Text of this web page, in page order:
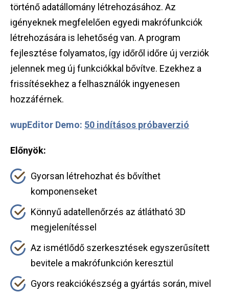
történő adatállomány létrehozásához. Az
igényeknek megfelelően egyedi makrófunkciók
létrehozására is lehetőség van. A program
fejlesztése folyamatos, így időről időre új verziók
jelennek meg új funkciókkal bővítve. Ezekhez a
frissítésekhez a felhasználók ingyenesen
hozzáférnek.
wupEditor Demo: 50 indításos próbaverzió
Előnyök:
Gyorsan létrehozhat és bővíthet
komponenseket
Könnyű adatellenőrzés az átlátható 3D
megjelenítéssel
Az ismétlődő szerkesztések egyszerűsített
bevitele a makrófunkción keresztül
Gyors reakciókészség a gyártás során, mivel